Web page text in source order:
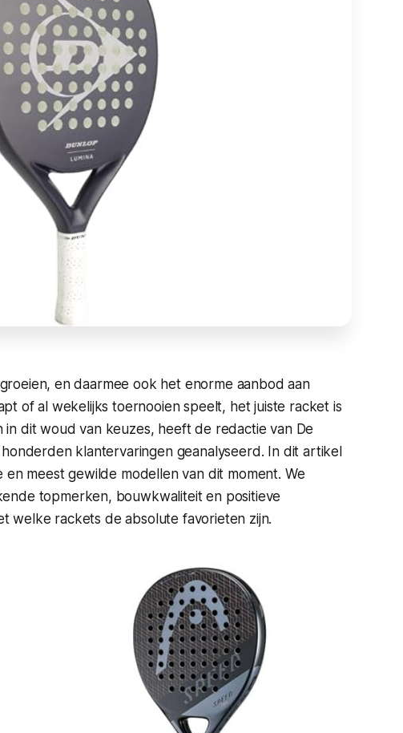
en daarmee ook het enorme aanbod aan
of al wekelijks toernooien speelt, het juiste racket is
in dit woud van keuzes, heeft de redactie van De
klantervaringen geanalyseerd. In dit artikel
meest gewilde modellen van dit moment. We
topmerken, bouwkwaliteit en positieve
welke rackets de absolute favorieten zijn.